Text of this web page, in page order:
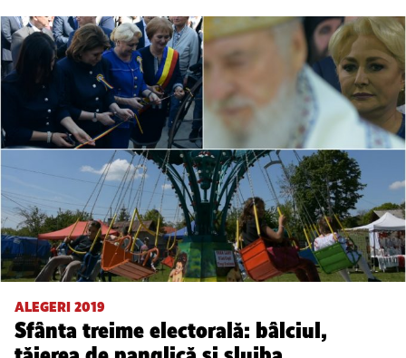
ALEGERI 2019
Sfânta treime electorală: bâlciul,